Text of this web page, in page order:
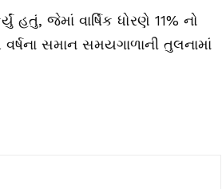
હતું, જેમાં વાર્ષિક ધોરણે 11% નો
સમાન સમયગાળાની તુલનામાં